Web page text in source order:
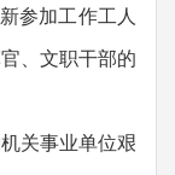
参加工作工人
、文职干部的
关事业单位艰